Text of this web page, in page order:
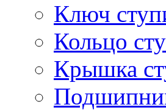
Ключ
Кольцо
Крышка